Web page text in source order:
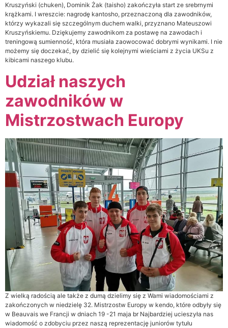
Kruszyński (chuken), Dominik Żak (taisho) zakończyła start ze srebrnymi
krążkami. I wreszcie: nagrodę kantosho, przeznaczoną dla zawodników,
którzy wykazali się szczególnym duchem walki, przyznano Mateuszowi
Kruszyńskiemu. Dziękujemy zawodnikom za postawę na zawodach i
treningową sumienność, która musiała zaowocować dobrymi wynikami. I nie
możemy się doczekać, by dzielić się kolejnymi wieściami z życia UKSu z
kibicami naszego klubu.
Udział naszych
zawodników w
Mistrzostwach Europy
Z wielką radością ale także z dumą dzielimy się z Wami wiadomościami z
zakończonych w niedzielę 32. Mistrzostw Europy w kendo, które odbyły się
w Beauvais we Francji w dniach 19 -21 maja br Najbardziej ucieszyła nas
wiadomość o zdobyciu przez naszą reprezentację juniorów tytułu